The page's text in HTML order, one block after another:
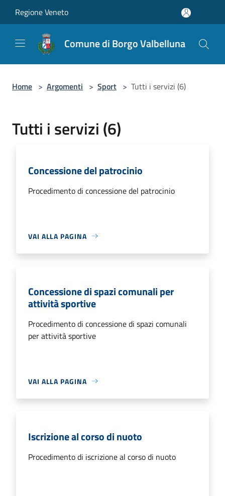
Regione Veneto
Comune di Borgo Valbelluna
Home > Argomenti > Sport > Tutti i servizi (6)
Tutti i servizi (6)
Concessione del patrocinio
Procedimento di concessione del patrocinio
VAI ALLA PAGINA
Concessione di spazi comunali per
attività sportive
Procedimento di concessione di spazi comunali
per attività sportive
VAI ALLA PAGINA
Iscrizione al corso di nuoto
Procedimento di iscrizione al corso di nuoto